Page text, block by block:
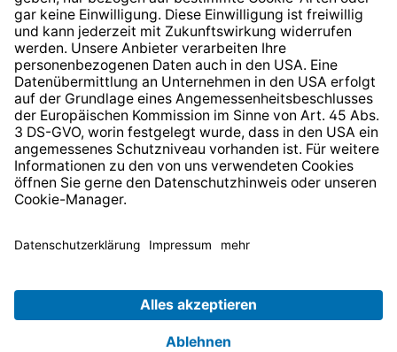
* Alle Preise inkl. gesetzl. Mehrwertsteuer zzgl.
anders angegeben.
© 2026 TechniSat Digital GmbH
TechniSat ist ein Unternehmen der